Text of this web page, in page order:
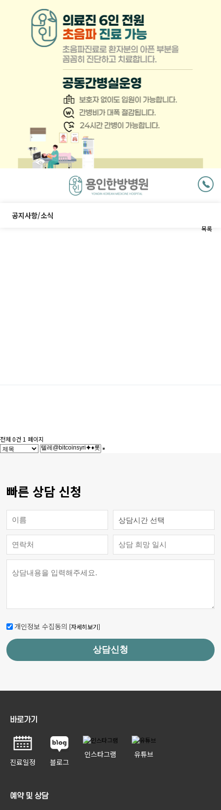
업
닫
기
공지사항/소식
목록
전체 0건 1 페이지
빠른 상담 신청
개인정보 수집동의 [자세히보기]
상담신청
바로가기
진료일정 블로그
인스타그램 유튜브
예약 및 상담